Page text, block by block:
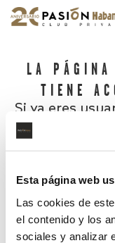
Esta página web
Las cookies de
el contenido y los
sociales y analizar
LA
TIENE
Si ya eres